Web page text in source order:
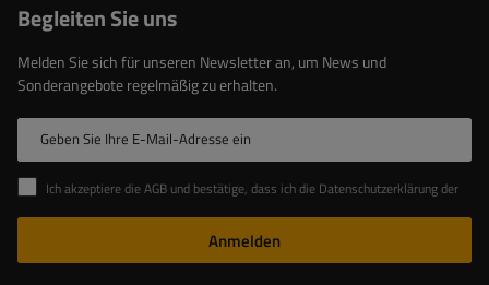
Begleiten Sie uns
Melden Sie sich für unseren Newsletter an, um News und
Sonderangebote regelmäßig zu erhalten.
Geben Sie Ihre E-Mail-Adresse ein
Ich akzeptiere die AGB und bestätige, dass ich die Datenschutzerklärung der Website zur Kenntnis genommen habe
Anmelden